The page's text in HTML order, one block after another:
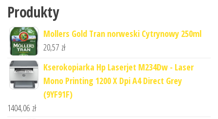
Produkty
Mollers Gold Tran norweski Cytrynowy 250ml
20,57 zł
Kserokopiarka Hp Laserjet M234Dw - Laser
Mono Printing 1200 X Dpi A4 Direct Grey
(9YF91F)
1404,06 zł